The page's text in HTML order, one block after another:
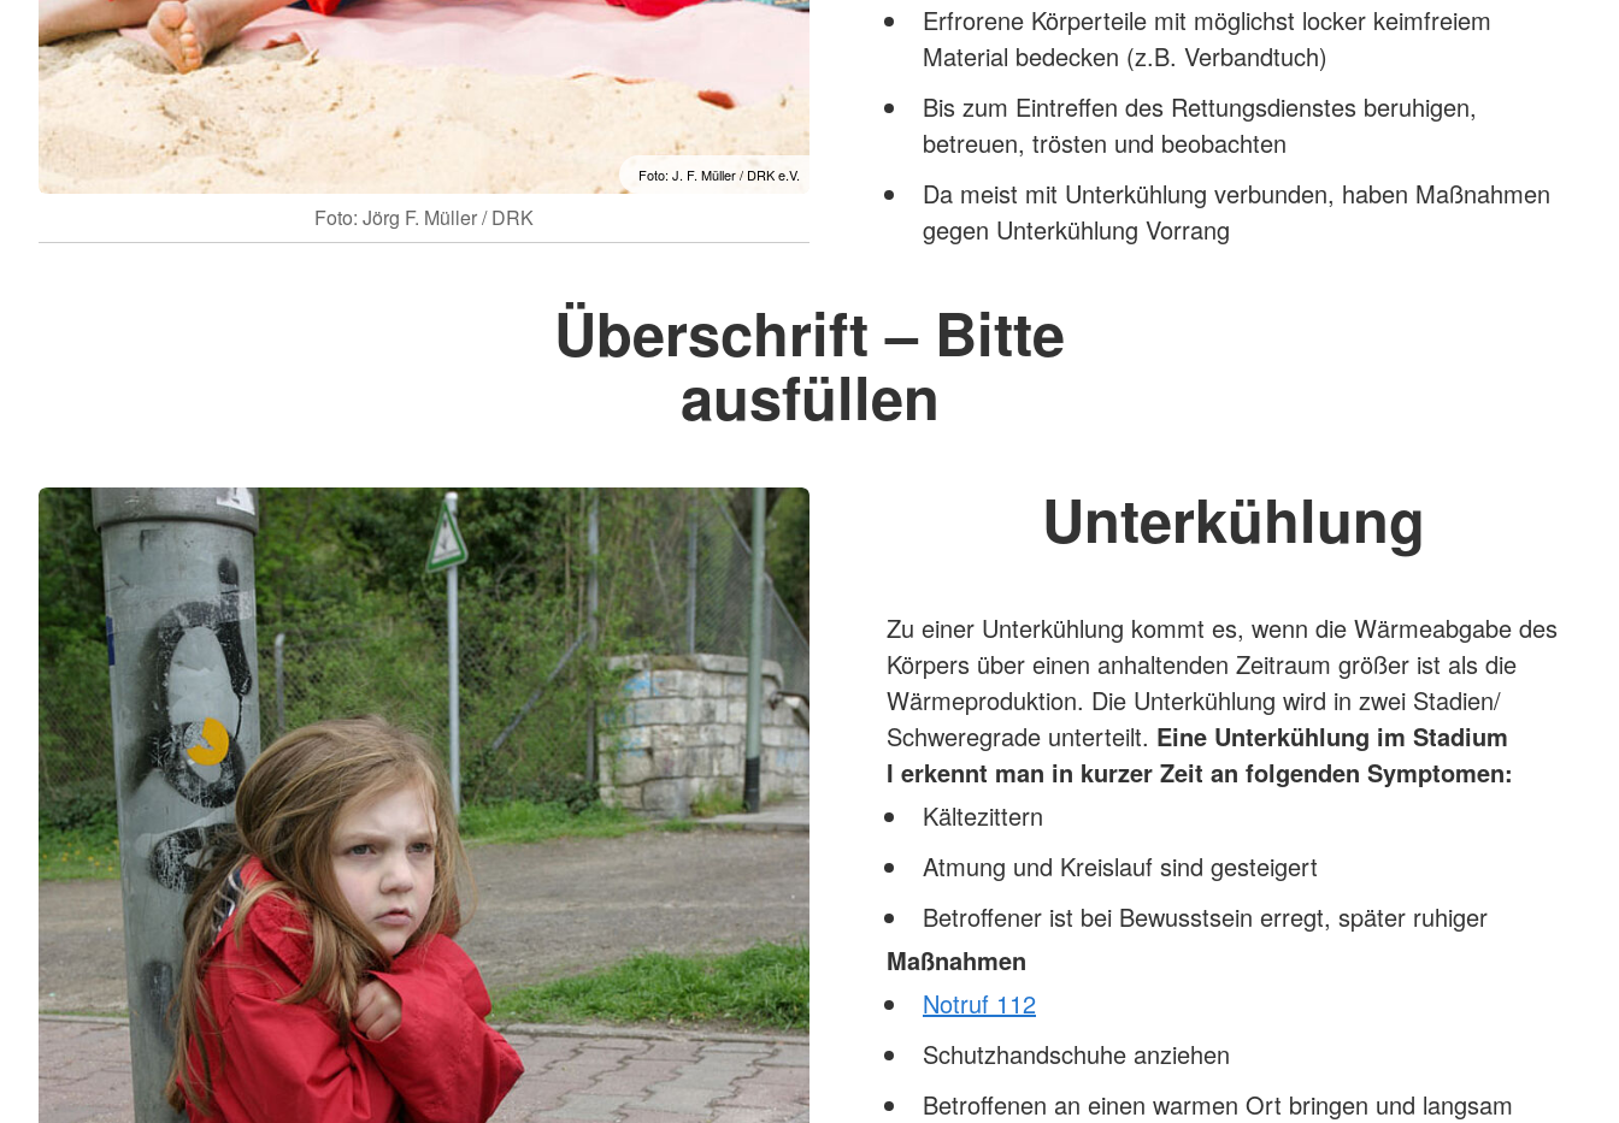
Foto: J. F. Müller / DRK e.V.
Foto: Jörg F. Müller / DRK
Erfrorene Körperteile mit möglichst locker keimfreiem
Material bedecken (z.B. Verbandtuch)
Bis zum Eintreffen des Rettungsdienstes beruhigen,
betreuen, trösten und beobachten
Da meist mit Unterkühlung verbunden, haben Maßnahmen
gegen Unterkühlung Vorrang
Überschrift – Bitte
ausfüllen
Unterkühlung
Zu einer Unterkühlung kommt es, wenn die Wärmeabgabe des
Körpers über einen anhaltenden Zeitraum größer ist als die
Wärmeproduktion. Die Unterkühlung wird in zwei Stadien/
Schweregrade unterteilt. Eine Unterkühlung im Stadium
I erkennt man in kurzer Zeit an folgenden Symptomen:
Kältezittern
Atmung und Kreislauf sind gesteigert
Betroffener ist bei Bewusstsein erregt, später ruhiger
Maßnahmen
Notruf 112
Schutzhandschuhe anziehen
Betroffenen an einen warmen Ort bringen und langsam